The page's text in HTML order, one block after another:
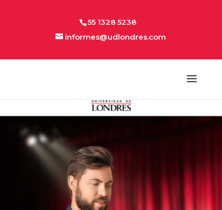
55 1328 5238
informes@udlondres.com